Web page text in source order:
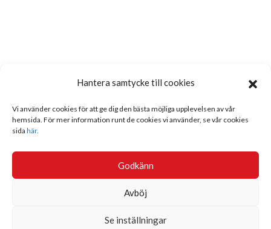
Hantera samtycke till cookies
Vi använder cookies för att ge dig den bästa möjliga upplevelsen av vår
hemsida. För mer information runt de cookies vi använder, se vår cookies
sida här.
Godkänn
Avböj
Se inställningar